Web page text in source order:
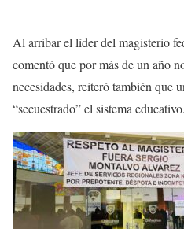
Al arribar el líder del magisterio
comentó que por más de un año
necesidades, reiteró también que
“secuestrado” el sistema educativo.